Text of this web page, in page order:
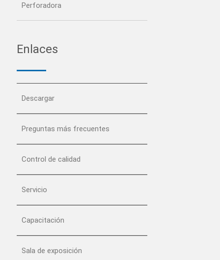
Perforadora
Enlaces
Descargar
Preguntas más frecuentes
Control de calidad
Servicio
Capacitación
Sala de exposición